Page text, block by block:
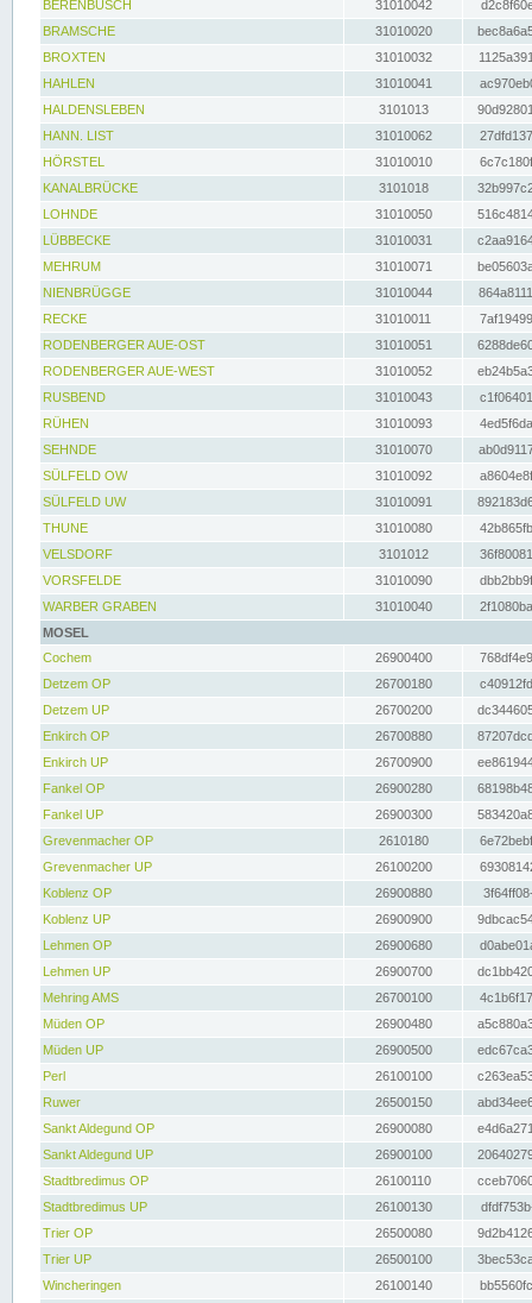
BERENBUSCH
31010042
BRAMSCHE
31010020
BROXTEN
31010032
HAHLEN
31010041
HALDENSLEBEN
3101013
HANN. LIST
31010062
HÖRSTEL
31010010
KANALBRÜCKE
3101018
LOHNDE
31010050
LÜBBECKE
31010031
MEHRUM
31010071
NIENBRÜGGE
31010044
RECKE
31010011
RODENBERGER AUE-OST
31010051
RODENBERGER AUE-WEST
31010052
RUSBEND
31010043
RÜHEN
31010093
SEHNDE
31010070
SÜLFELD OW
31010092
SÜLFELD UW
31010091
THUNE
31010080
VELSDORF
3101012
VORSFELDE
31010090
WARBER GRABEN
31010040
MOSEL
Cochem
26900400
Detzem OP
26700180
Detzem UP
26700200
Enkirch OP
26700880
Enkirch UP
26700900
Fankel OP
26900280
Fankel UP
26900300
Grevenmacher OP
2610180
Grevenmacher UP
26100200
Koblenz OP
26900880
Koblenz UP
26900900
Lehmen OP
26900680
Lehmen UP
26900700
Mehring AMS
26700100
Müden OP
26900480
Müden UP
26900500
Perl
26100100
Ruwer
26500150
Sankt Aldegund OP
26900080
Sankt Aldegund UP
26900100
Stadtbredimus OP
26100110
Stadtbredimus UP
26100130
Trier OP
26500080
Trier UP
26500100
Wincheringen
26100140